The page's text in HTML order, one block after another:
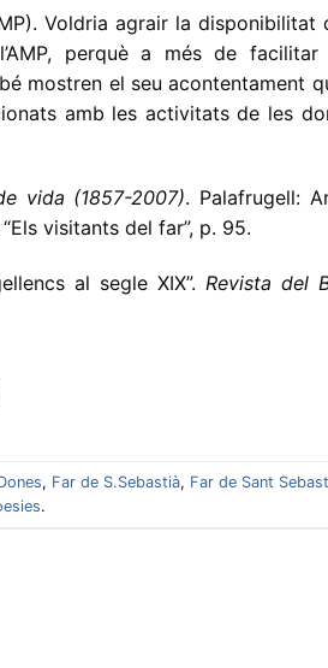
Voldria agrair la disponibilitat
perquè a més de facilitar
mostren el seu acontentament
amb les activitats de les
vida (1857-2007). Palafrugell:
visitants del far”, p. 95.
al segle XIX”. Revista del
, Far de S.Sebastià, Far de Sant
.